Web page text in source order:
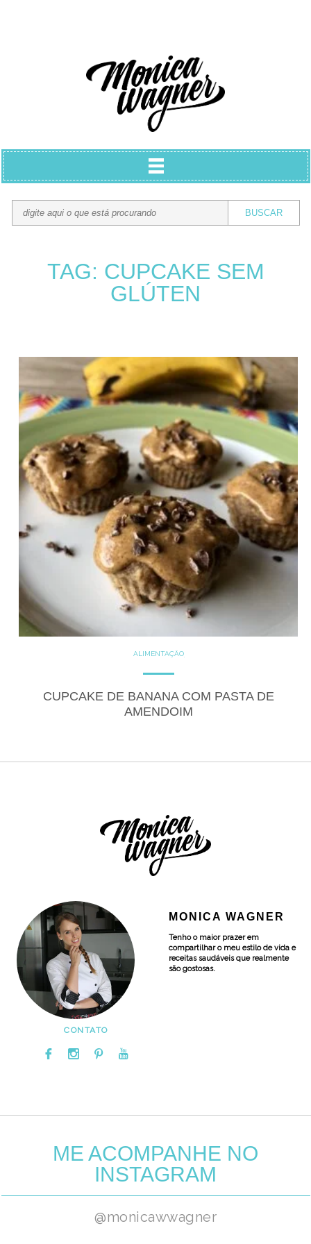
TAG: CUPCAKE SEM
GLÚTEN
ALIMENTAÇÃO
DICAS DE ALIMENTAÇÃO
LACTOSE FREE
RECEITAS
RECEITAS DOCES
CUPCAKE DE BANANA COM PASTA DE
AMENDOIM
MONICA WAGNER
Tenho o maior prazer em
compartilhar o meu estilo de vida e
receitas saudáveis que realmente
são gostosas.
CONTATO
ME ACOMPANHE NO
INSTAGRAM
@monicawwagner